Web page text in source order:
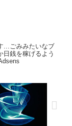
…ごみみたいなブ
日銭を稼げるよう